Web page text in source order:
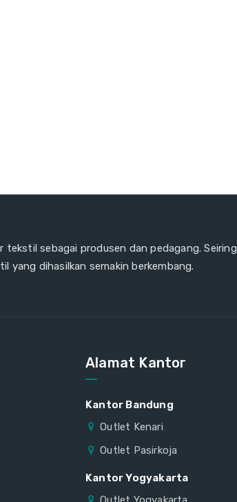
tekstil sebagai produsen dan pedagang. Seiring
yang dihasilkan semakin berkembang.
Alamat Kantor
Kantor Bandung
Outlet Kenari
Outlet Pasirkoja
Kantor Yogyakarta